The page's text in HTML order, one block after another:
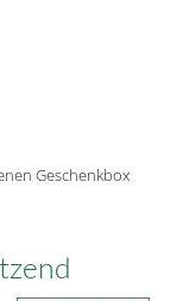
Geschenkbox